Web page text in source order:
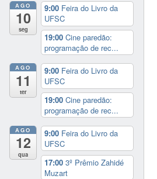
AGO
10
seg
9:00 Feira do Livro da
UFSC
19:00Cine paredão:
programação de rec...
AGO
11
ter
9:00 Feira do Livro da
UFSC
19:00Cine paredão:
programação de rec...
AGO
12
qua
9:00 Feira do Livro da
UFSC
17:003º Prêmio Zahidé
Muzart